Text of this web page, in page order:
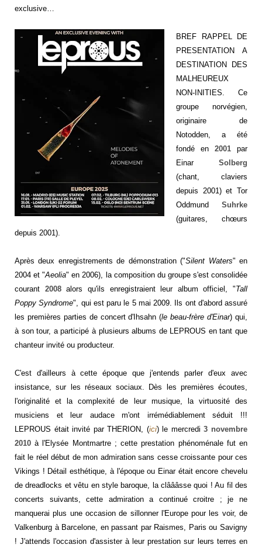
exclusive…
BREF RAPPEL DE
PRESENTATION A
DESTINATION DES
MALHEUREUX
NON-INITIES. Ce
groupe norvégien,
originaire de
Notodden, a été
fondé en 2001 par
Einar Solberg
(chant, claviers
depuis 2001) et Tor
Oddmund Suhrke
(guitares, chœurs
depuis 2001).
Après deux enregistrements de démonstration ("Silent Waters" en
2004 et "Aeolia" en 2006), la composition du groupe s'est consolidée
courant 2008alors qu'ils enregistraient leur album officiel, "Tall
Poppy Syndrome", qui est paru le 5 mai 2009. Ils ont d'abord assuré
les premières parties de concert d'Ihsahn (le beau-frère d'Einar) qui,
à son tour, a participé à plusieurs albums de LEPROUS en tant que
chanteur invité ou producteur.
C'est d'ailleurs à cette époque que j'entends parler d'eux avec
insistance, sur les réseaux sociaux. Dès les premières écoutes,
l'originalité et la complexité de leur musique, la virtuosité des
musiciens et leur audace m'ont irrémédiablement séduit !!!
LEPROUS était invité par THERION, (ici) le mercredi3 novembre
2010 à l'Elysée Montmartre ; cette prestation phénoménale fut en
fait le réel début de mon admiration sans cesse croissante pour ces
Vikings ! Détail esthétique, à l'époque ou Einar était encore chevelu
de dreadlocks et vêtu en style baroque, la clâââsse quoi ! Au fil des
concerts suivants, cette admiration a continué croitre ; je ne
manquerai plus une occasion de sillonner l'Europe pour les voir, de
Valkenburg à Barcelone, en passant par Raismes, Paris ou Savigny
! J'attends l'occasion d'assister à leur prestation sur leurs terres en